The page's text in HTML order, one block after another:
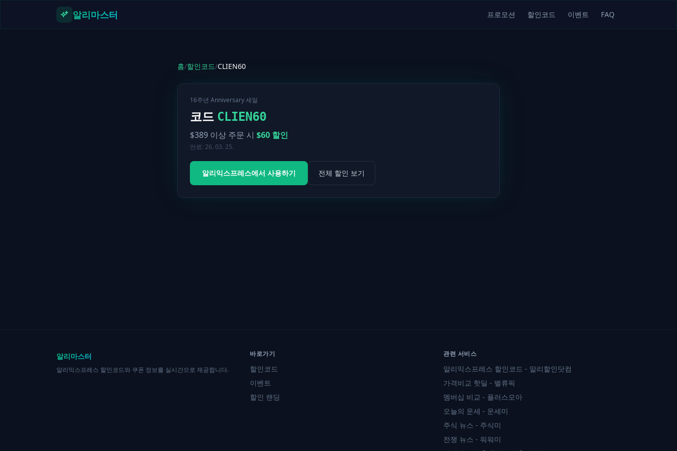
본문으로 건너뛰기
알리마스터 프로모션 할인코드 이벤트 FAQ
홈/할인코드/CLIEN60
16주년 Anniversary 세일
코드 CLIEN60
$389 이상 주문 시 $60 할인
만료: 26. 03. 25.
알리익스프레스에서 사용하기 전체 할인 보기
알리마스터
알리익스프레스 할인코드와 쿠폰 정보를 실시간으로 제공합니다.
바로가기
할인코드
이벤트
할인 랜딩
관련 서비스
알리익스프레스 할인코드 - 알리할인닷컴
가격비교 핫딜 - 밸류픽
멤버십 비교 - 플러스모아
오늘의 운세 - 운세미
주식 뉴스 - 주식미
전쟁 뉴스 - 워워미